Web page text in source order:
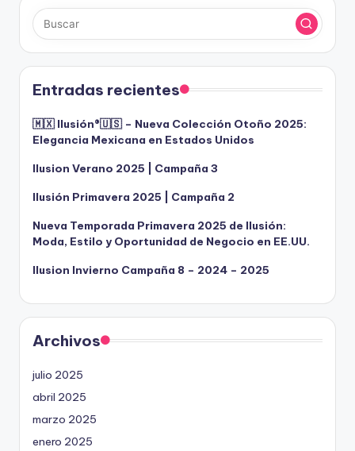
Entradas recientes
🇲🇽 Ilusión®️🇺🇸 – Nueva Colección Otoño 2025:
Elegancia Mexicana en Estados Unidos
Ilusion Verano 2025 | Campaña 3
Ilusión Primavera 2025 | Campaña 2
Nueva Temporada Primavera 2025 de Ilusión:
Moda, Estilo y Oportunidad de Negocio en EE.UU.
Ilusion Invierno Campaña 8 – 2024 – 2025
Archivos
julio 2025
abril 2025
marzo 2025
enero 2025